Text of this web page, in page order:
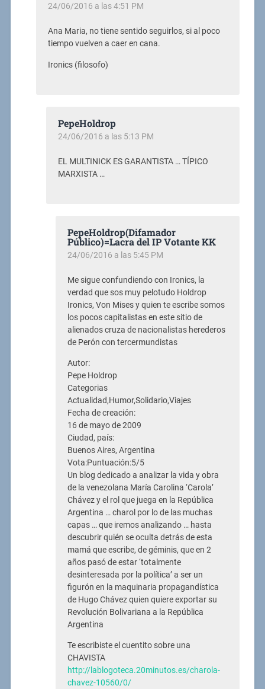
24/06/2016 a las 4:51 PM
Ana Maria, no tiene sentido seguirlos, si al poco
tiempo vuelven a caer en cana.
Ironics (filosofo)
PepeHoldrop
24/06/2016 a las 5:13 PM
EL MULTINICK ES GARANTISTA … TÍPICO
MARXISTA …
PepeHoldrop(Difamador
Público)=Lacra del IP Votante KK
24/06/2016 a las 5:45 PM
Me sigue confundiendo con Ironics, la
verdad que sos muy pelotudo Holdrop
Ironics, Von Mises y quien te escribe somos
los pocos capitalistas en este sitio de
alienados cruza de nacionalistas herederos
de Perón con tercermundistas
Autor:
Pepe Holdrop
Categorias
Actualidad,Humor,Solidario,Viajes
Fecha de creación:
16 de mayo de 2009
Ciudad, país:
Buenos Aires, Argentina
Vota:Puntuación:5/5
Un blog dedicado a analizar la vida y obra
de la venezolana María Carolina ‘Carola’
Chávez y el rol que juega en la República
Argentina … charol por lo de las muchas
capas … que iremos analizando … hasta
descubrir quién se oculta detrás de esta
mamá que escribe, de géminis, que en 2
años pasó de estar ‘totalmente
desinteresada por la política’ a ser un
figurón en la maquinaria propagandística
de Hugo Chávez quien quiere exportar su
Revolución Bolivariana a la República
Argentina
Te escribiste el cuentito sobre una
CHAVISTA
http://lablogoteca.20minutos.es/charola-
chavez-10560/0/